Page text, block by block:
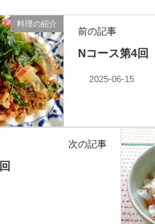
料理の紹介
前の記事
Nコース第4回
2025-06-15
次の記事
回